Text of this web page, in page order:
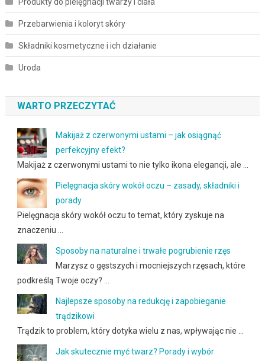
Produkty do pielęgnacji twarzy i ciała
Przebarwienia i koloryt skóry
Składniki kosmetyczne i ich działanie
Uroda
WARTO PRZECZYTAĆ
Makijaż z czerwonymi ustami – jak osiągnąć
perfekcyjny efekt?
Makijaż z czerwonymi ustami to nie tylko ikona elegancji, ale …
Pielęgnacja skóry wokół oczu – zasady, składniki i
porady
Pielęgnacja skóry wokół oczu to temat, który zyskuje na
znaczeniu …
Sposoby na naturalne i trwałe pogrubienie rzęs
Marzysz o gęstszych i mocniejszych rzęsach, które
podkreślą Twoje oczy? …
Najlepsze sposoby na redukcję i zapobieganie
trądzikowi
Trądzik to problem, który dotyka wielu z nas, wpływając nie …
Jak skutecznie myć twarz? Porady i wybór